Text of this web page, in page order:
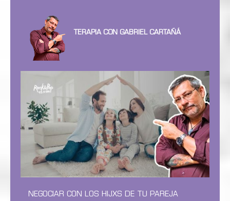
TERAPIA CON GABRIEL CARTAÑÁ
NEGOCIAR CON LOS HIJXS DE TU PAREJA